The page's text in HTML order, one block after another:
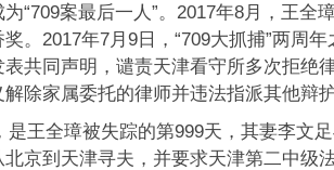
“709案最后一人”。2017年8月，王全
。2017年7月9日，“709大抓捕”两周
表共同声明，谴责天津看守所多次拒绝
除家属委托的律师并违法指派其他辩
是王全璋被失踪的第999天，其妻李文
京到天津寻夫，并要求天津第二中级